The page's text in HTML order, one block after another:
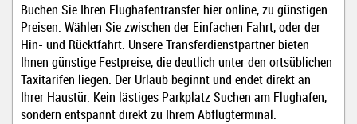
Buchen Sie Ihren Flughafentransfer hier online, zu günstigen
Preisen. Wählen Sie zwischen der Einfachen Fahrt, oder der
Hin- und Rücktfahrt. Unsere Transferdienstpartner bieten
Ihnen günstige Festpreise, die deutlich unter den ortsüblichen
Taxitarifen liegen. Der Urlaub beginnt und endet direkt an
Ihrer Haustür. Kein lästiges Parkplatz Suchen am Flughafen,
sondern entspannt direkt zu Ihrem Abflugterminal.